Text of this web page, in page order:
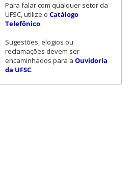
Para falar com qualquer setor da
UFSC, utilize o Catálogo
Telefônico.
Sugestões, elogios ou
reclamações devem ser
encaminhados para a Ouvidoria
da UFSC.